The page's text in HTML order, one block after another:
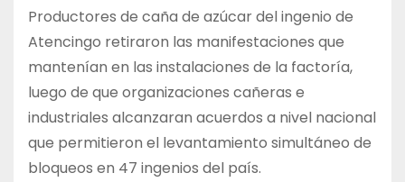
Productores de caña de azúcar del ingenio de
Atencingo retiraron las manifestaciones que
mantenían en las instalaciones de la factoría,
luego de que organizaciones cañeras e
industriales alcanzaran acuerdos a nivel nacional
que permitieron el levantamiento simultáneo de
bloqueos en 47 ingenios del país.